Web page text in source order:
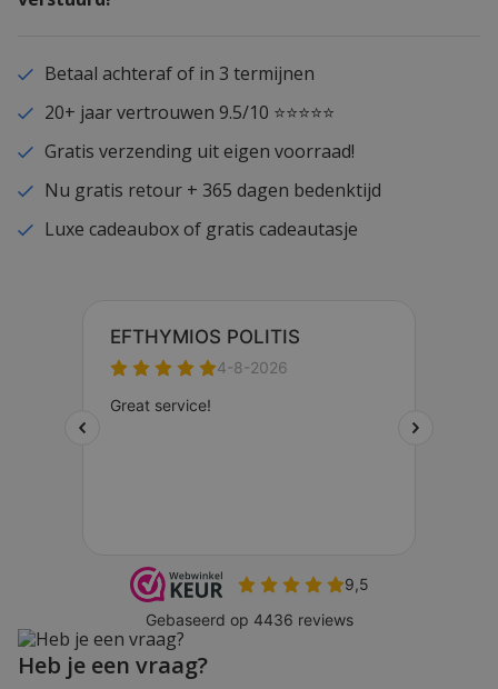
Betaal achteraf of in 3 termijnen
20+ jaar vertrouwen 9.5/10 ⭐⭐⭐⭐⭐
Gratis verzending uit eigen voorraad!
Nu gratis retour + 365 dagen bedenktijd
Luxe cadeaubox of gratis cadeautasje
Heb je een vraag?